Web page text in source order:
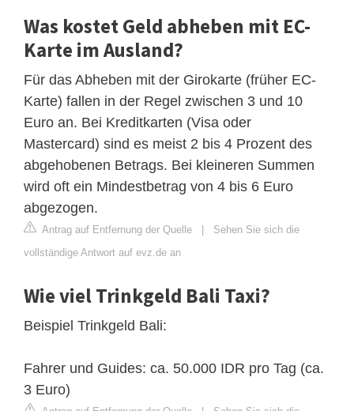
Was kostet Geld abheben mit EC-
Karte im Ausland?
Für das Abheben mit der Girokarte (früher EC-
Karte) fallen in der Regel zwischen 3 und 10
Euro an. Bei Kreditkarten (Visa oder
Mastercard) sind es meist 2 bis 4 Prozent des
abgehobenen Betrags. Bei kleineren Summen
wird oft ein Mindestbetrag von 4 bis 6 Euro
abgezogen.
Antrag auf Entfernung der Quelle | Sehen Sie sich die
vollständige Antwort auf evz.de an
Wie viel Trinkgeld Bali Taxi?
Beispiel Trinkgeld Bali:
Fahrer und Guides: ca. 50.000 IDR pro Tag (ca.
3 Euro)